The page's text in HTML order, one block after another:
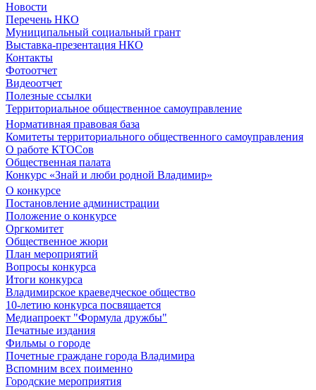
Новости
Перечень НКО
Муниципальный социальный грант
Выставка-презентация НКО
Контакты
Фотоотчет
Видеоотчет
Полезные ссылки
Территориальное общественное самоуправление
Нормативная правовая база
Комитеты территориального общественного самоуправления
О работе КТОСов
Общественная палата
Конкурс «Знай и люби родной Владимир»
О конкурсе
Постановление администрации
Положение о конкурсе
Оргкомитет
Общественное жюри
План мероприятий
Вопросы конкурса
Итоги конкурса
Владимирское краеведческое общество
10-летию конкурса посвящается
Медиапроект "Формула дружбы"
Печатные издания
Фильмы о городе
Почетные граждане города Владимира
Вспомним всех поименно
Городские мероприятия